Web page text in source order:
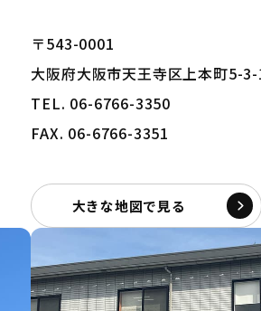
〒543-0001
大阪府大阪市天王寺区上本町5-
TEL. 06-6766-3350
FAX. 06-6766-3351
大きな地図で見る